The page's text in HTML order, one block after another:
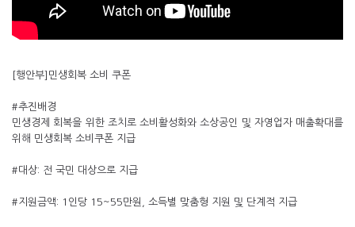
[행안부]민생회복 소비 쿠폰
#추진배경
민생경제 회복을 위한 조치로 소비활성화와 소상공인 및 자영업자 매출확대를
위해 민생회복 소비쿠폰 지급
#대상: 전 국민 대상으로 지급
#지원금액: 1인당 15~55만원, 소득별 맞춤형 지원 및 단계적 지급